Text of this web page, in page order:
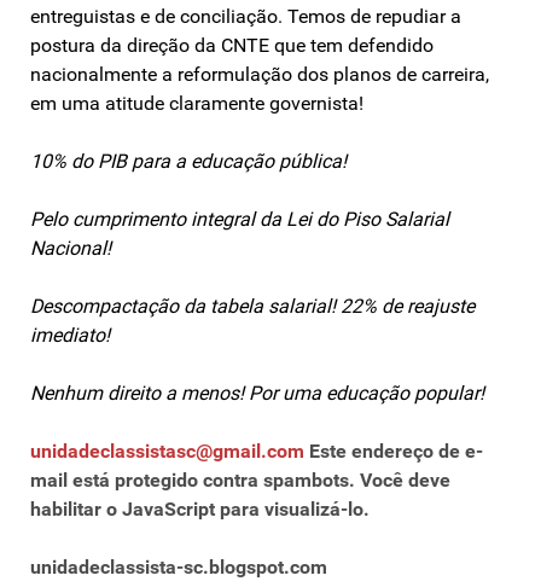
entreguistas e de conciliação. Temos de repudiar a
postura da direção da CNTE que tem defendido
nacionalmente a reformulação dos planos de carreira,
em uma atitude claramente governista!
10% do PIB para a educação pública!
Pelo cumprimento integral da Lei do Piso Salarial
Nacional!
Descompactação da tabela salarial! 22% de reajuste
imediato!
Nenhum direito a menos! Por uma educação popular!
unidadeclassistasc@gmail.com Este endereço de e-
mail está protegido contra spambots. Você deve
habilitar o JavaScript para visualizá-lo.
unidadeclassista-sc.blogspot.com